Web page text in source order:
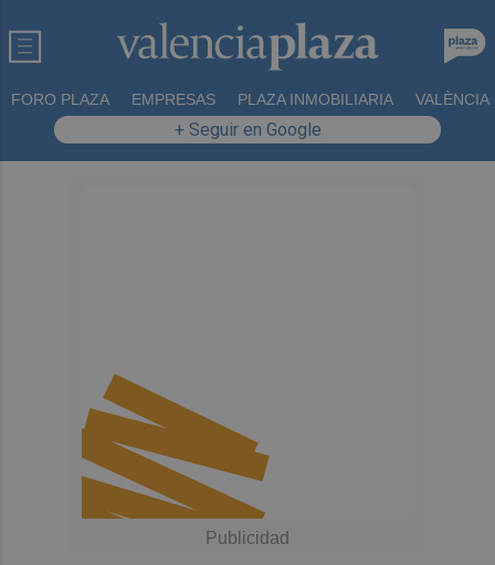
FORO PLAZA EMPRESAS PLAZA INMOBILIARIA VALÈNCIA
+ Seguir en Google